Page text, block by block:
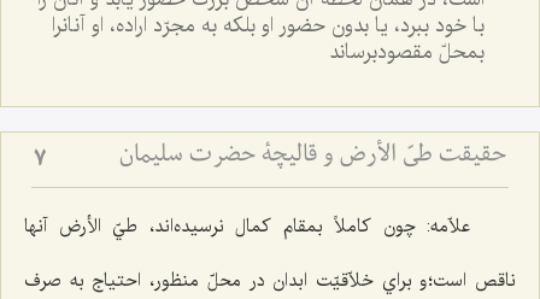
با خود ببرد، يا بدون حضور او بلكه به مجرّد اراده، او آنانرا
بمحلّ مقصودبرساند
حقيقت طيّ الأرض و قاليچة حضرت سليمان 7
علاّمه: چون كاملاً بمقام كمال نرسيده‌اند، طيّ الأرض آنها
ناقص است؛و براي خلاّقيّت ابدان در محلّ منظور، احتياج به صرف